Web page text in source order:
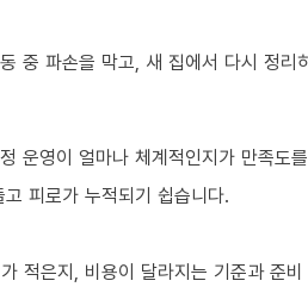
중 파손을 막고, 새 집에서 다시 정리
운영이 얼마나 체계적인지가 만족도
피로가 누적되기 쉽습니다.
적은지, 비용이 달라지는 기준과 준